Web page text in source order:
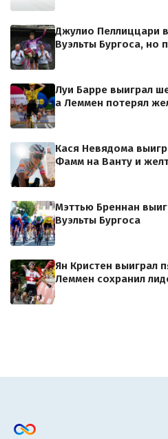
Джулио Пеллиццари
Вуэльты Бургоса, но
Луи Барре выиграл
а Леммен потерял
Кася Невядома
Фамм на Ванту и
Мэттью Бреннан
Вуэльты Бургоса
Ян Кристен выиграл
Леммен сохранил